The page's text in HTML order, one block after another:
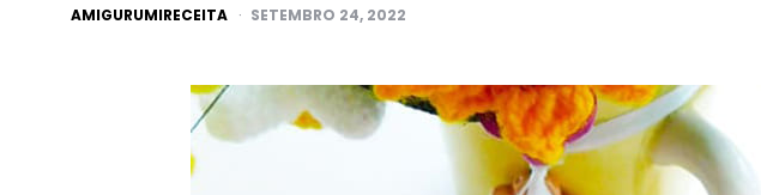
POSTED
BY
AMIGURUMIRECEITA SETEMBRO 24, 2022